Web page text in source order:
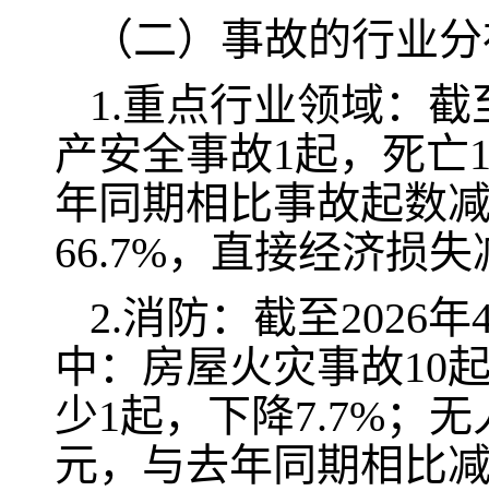
（二）事故的行业
1.重点行业领域：截
产安全事故1起，死亡
年同期相比事故起数
66.7%，直接经济损失
2.消防：截至2026
中：房屋火灾事故10
少1起，下降7.7%；
元，与去年同期相比